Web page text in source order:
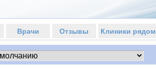
Врачи Отзывы Клиники рядом